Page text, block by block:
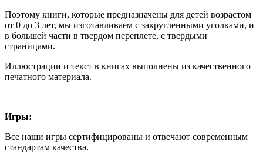
Поэтому книги, которые предназначены для детей возрастом
от 0 до 3 лет, мы изготавливаем с закругленными уголками, и
в большей части в твердом переплете, с твердыми
страницами.
Иллюстрации и текст в книгах выполнены из качественного
печатного материала.
Игры:
Все наши игры сертифицированы и отвечают современным
стандартам качества.